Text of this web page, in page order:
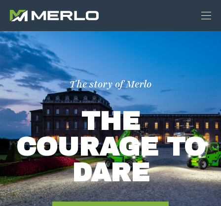
The story of Merlo
THE
COURAGE TO
DARE